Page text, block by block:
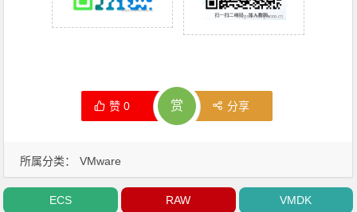
所属分类： VMware
赞0 赏 分享
ECS RAW VMDK